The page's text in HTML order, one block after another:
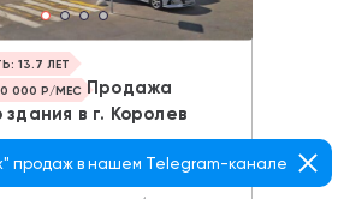
13.7 ЛЕТ
000 Р/МЕС Продажа
здания в г. Королев
a 186 363
продаж в нашем Telegram-канале